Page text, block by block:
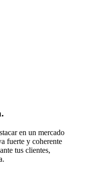
en un mercado
fuerte y coherente
tus clientes,